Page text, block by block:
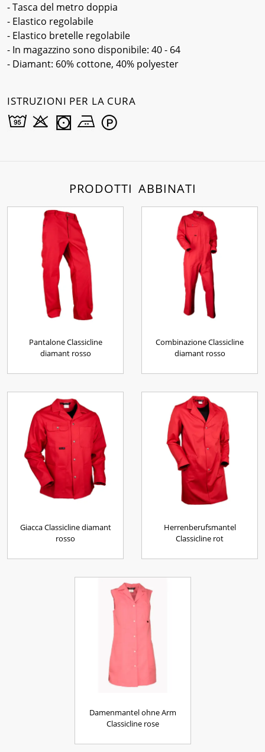
- Tasca del metro doppia
- Elastico regolabile
- Elastico bretelle regolabile
- In magazzino sono disponibile: 40 - 64
- Diamant: 60% cottone, 40% polyester
ISTRUZIONI PER LA CURA
PRODOTTI ABBINATI
Pantalone Classicline
diamant rosso
Combinazione Classicline
diamant rosso
Giacca Classicline diamant
rosso
Herrenberufsmantel
Classicline rot
Damenmantel ohne Arm
Classicline rose